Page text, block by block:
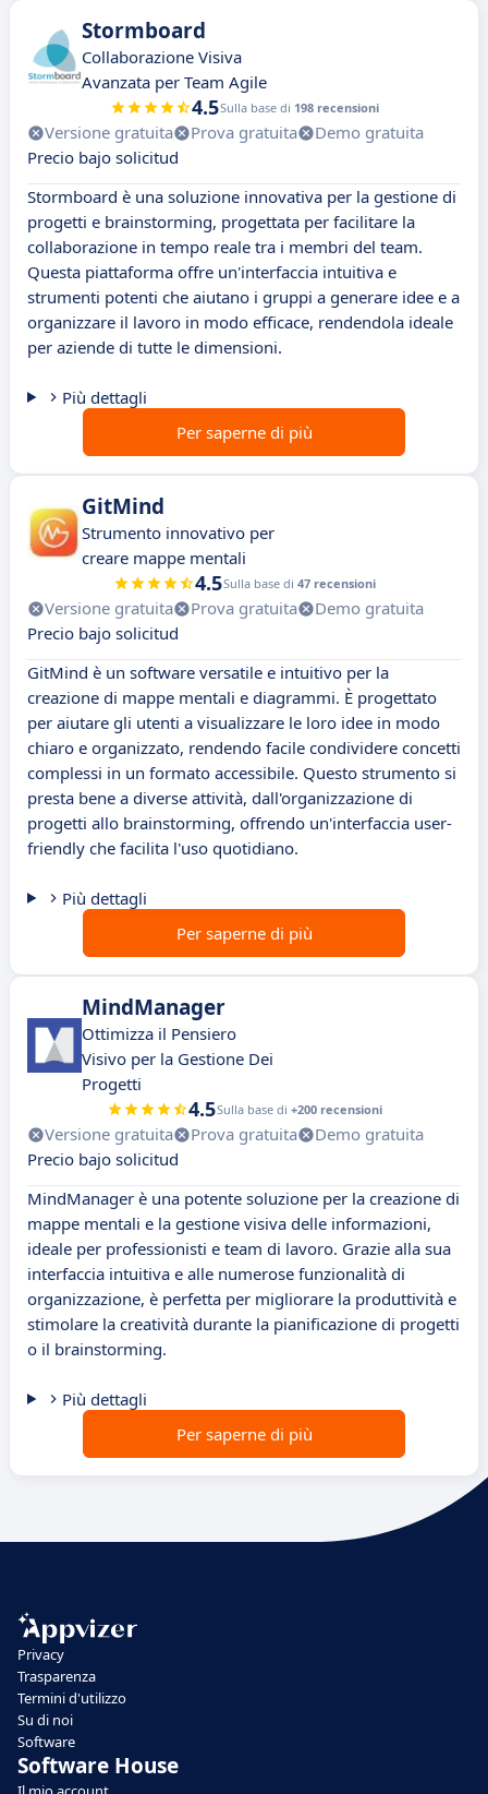
Stormboard
Collaborazione Visiva
Avanzata per Team Agile
4.5Sulla base di 198 recensioni
Versione gratuita Prova gratuita
Demo gratuita
Precio bajo solicitud
Stormboard è una soluzione innovativa per la gestione di
progetti e brainstorming, progettata per facilitare la
collaborazione in tempo reale tra i membri del team.
Questa piattaforma offre un'interfaccia intuitiva e
strumenti potenti che aiutano i gruppi a generare idee e a
organizzare il lavoro in modo efficace, rendendola ideale
per aziende di tutte le dimensioni.
Più dettagli
Per saperne di più
GitMind
Strumento innovativo per
creare mappe mentali
4.5Sulla base di 47 recensioni
Versione gratuita Prova gratuita
Demo gratuita
Precio bajo solicitud
GitMind è un software versatile e intuitivo per la
creazione di mappe mentali e diagrammi. È progettato
per aiutare gli utenti a visualizzare le loro idee in modo
chiaro e organizzato, rendendo facile condividere concetti
complessi in un formato accessibile. Questo strumento si
presta bene a diverse attività, dall'organizzazione di
progetti allo brainstorming, offrendo un'interfaccia user-
friendly che facilita l'uso quotidiano.
Più dettagli
Per saperne di più
MindManager
Ottimizza il Pensiero
Visivo per la Gestione Dei
Progetti
4.5Sulla base di +200 recensioni
Versione gratuita Prova gratuita
Demo gratuita
Precio bajo solicitud
MindManager è una potente soluzione per la creazione di
mappe mentali e la gestione visiva delle informazioni,
ideale per professionisti e team di lavoro. Grazie alla sua
interfaccia intuitiva e alle numerose funzionalità di
organizzazione, è perfetta per migliorare la produttività e
stimolare la creatività durante la pianificazione di progetti
o il brainstorming.
Più dettagli
Per saperne di più
Privacy
Trasparenza
Termini d'utilizzo
Su di noi
Software
Software House